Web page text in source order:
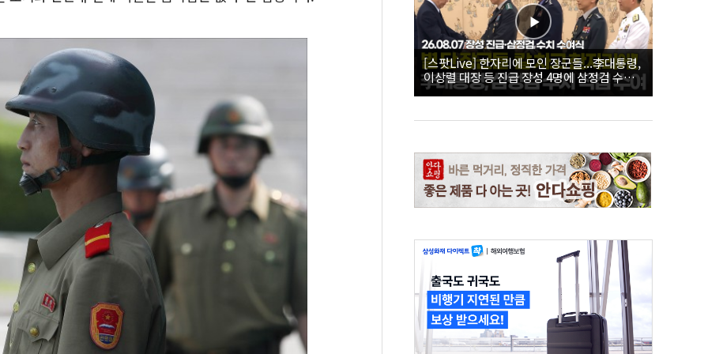
[스팟Live] 한자리에 모인 장군들...李대통령,
이상렬 대장 등 진급 장성 4명에 삼정검 수치
직접 수여｜26.08.07 장성 진급·삼정검 수치